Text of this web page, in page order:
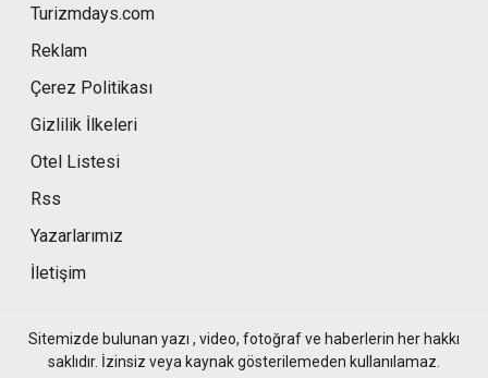
Turizmdays.com
Reklam
Çerez Politikası
Gizlilik İlkeleri
Otel Listesi
Rss
Yazarlarımız
İletişim
Sitemizde bulunan yazı , video, fotoğraf ve haberlerin her hakkı
saklıdır. İzinsiz veya kaynak gösterilemeden kullanılamaz.